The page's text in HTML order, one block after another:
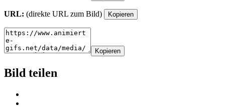
URL: (direkte URL zum Bild) Kopieren
Kopieren
Bild teilen